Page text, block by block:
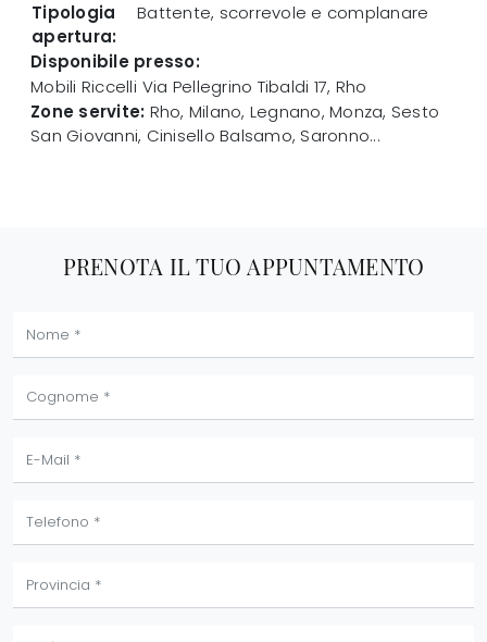
Tipologia
apertura:
Battente, scorrevole e complanare
Disponibile presso:
Mobili Riccelli Via Pellegrino Tibaldi 17, Rho
Zone servite: Rho, Milano, Legnano, Monza, Sesto
San Giovanni, Cinisello Balsamo, Saronno...
PRENOTA IL TUO APPUNTAMENTO